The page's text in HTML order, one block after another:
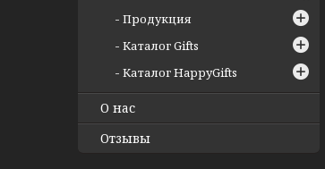
Продукция
Каталог Gifts
Каталог HappyGifts
О нас
Отзывы